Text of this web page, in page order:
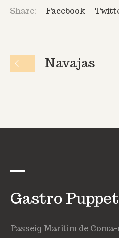
Share: Facebook
Navajas
Gastro Puppet
Passeig Marítim de